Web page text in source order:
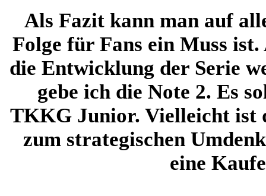
Als Fazitkann man auf
Folge für Fans ein Muss
die Entwicklung der Serie
gebe ich die Note 2. Es
TKKG Junior. Vielleicht ist
zum strategischen
eine